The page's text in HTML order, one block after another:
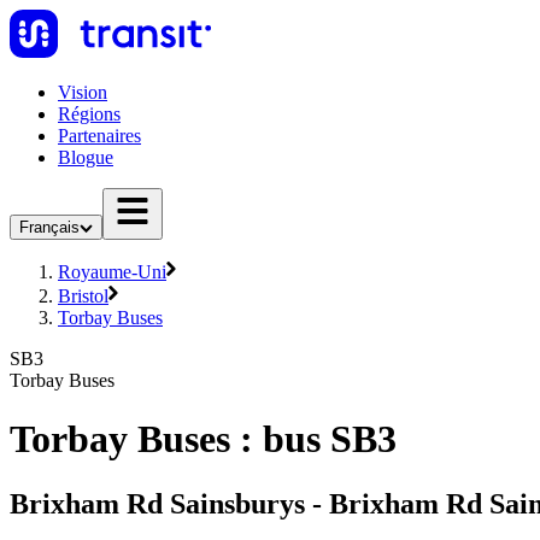
Vision
Régions
Partenaires
Blogue
Français
Royaume-Uni
Bristol
Torbay Buses
SB3
Torbay Buses
Torbay Buses : bus SB3
Brixham Rd Sainsburys - Brixham Rd